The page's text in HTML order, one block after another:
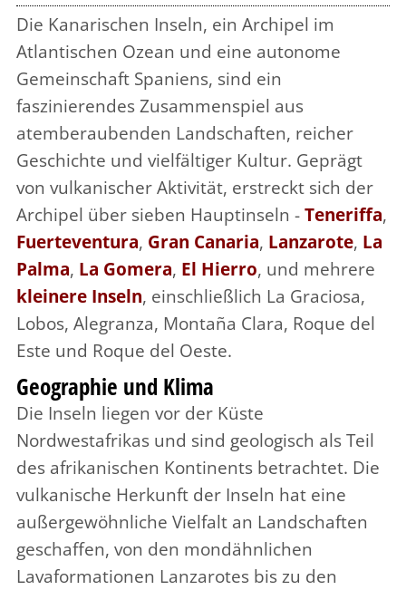
Die Kanarischen Inseln, ein Archipel im
Atlantischen Ozean und eine autonome
Gemeinschaft Spaniens, sind ein
faszinierendes Zusammenspiel aus
atemberaubenden Landschaften, reicher
Geschichte und vielfältiger Kultur. Geprägt
von vulkanischer Aktivität, erstreckt sich der
Archipel über sieben Hauptinseln -Teneriffa,
Fuerteventura, Gran Canaria, Lanzarote, La
Palma, La Gomera, El Hierro, und mehrere
kleinere Inseln, einschließlich La Graciosa,
Lobos, Alegranza, Montaña Clara, Roque del
Este und Roque del Oeste.
Geographie und Klima
Die Inseln liegen vor der Küste
Nordwestafrikas und sind geologisch als Teil
des afrikanischen Kontinents betrachtet. Die
vulkanische Herkunft der Inseln hat eine
außergewöhnliche Vielfalt an Landschaften
geschaffen, von den mondähnlichen
Lavaformationen Lanzarotes bis zu den